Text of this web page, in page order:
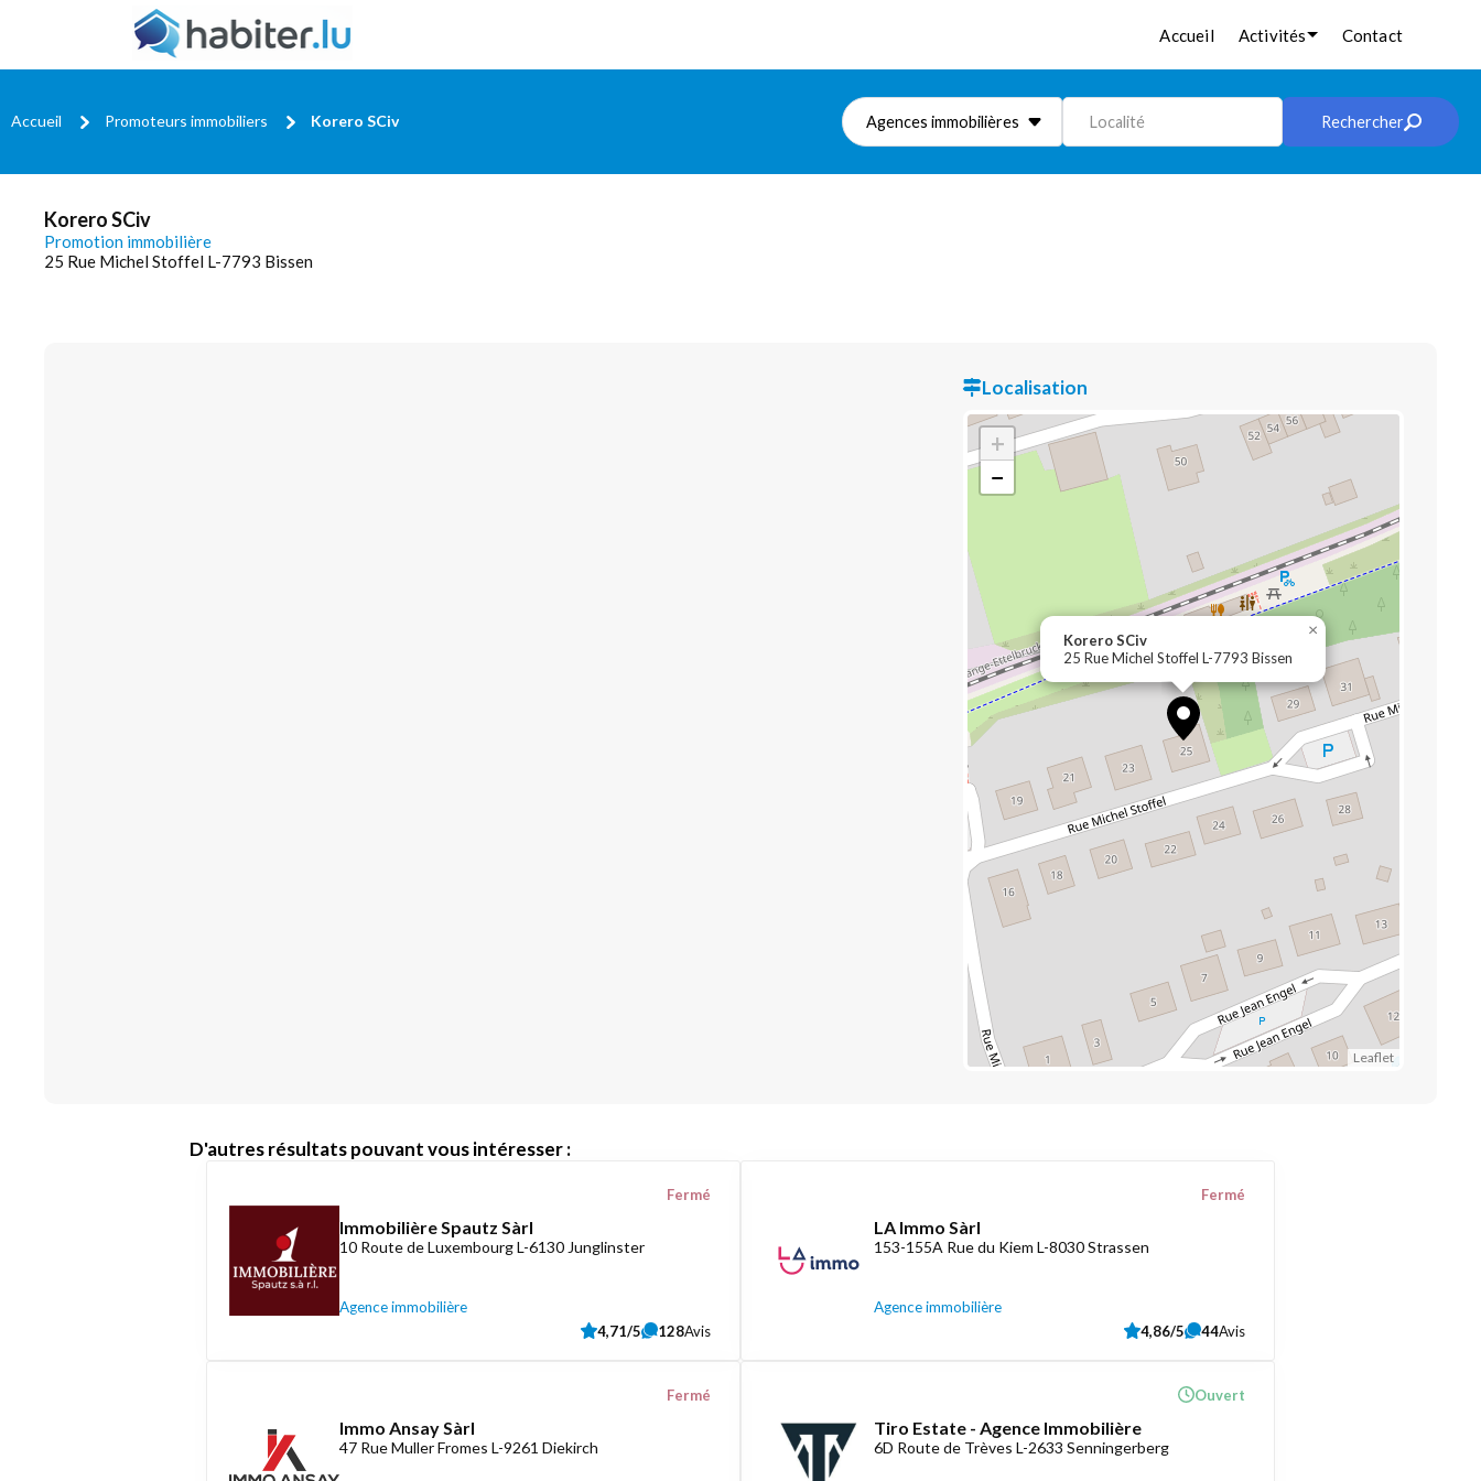
Accueil Activités Contact
Accueil Promoteurs immobiliers Korero SCiv Agences immobilières Localité Rechercher
Korero SCiv
Promotion immobilière
25 Rue Michel Stoffel L-7793 Bissen
Localisation
Korero SCiv
25 Rue Michel Stoffel L-7793 Bissen
×
+
−
Leaflet
D'autres résultats pouvant vous intéresser :
Immobilière Spautz Sàrl
10 Route de Luxembourg L-6130 Junglinster
Agence immobilière
Fermé
4,71/5 128Avis
LA Immo Sàrl
153-155A Rue du Kiem L-8030 Strassen
Agence immobilière
Fermé
4,86/5 44Avis
Immo Ansay Sàrl
47 Rue Muller Fromes L-9261 Diekirch
Fermé
Tiro Estate - Agence Immobilière
6D Route de Trèves L-2633 Senningerberg
Ouvert